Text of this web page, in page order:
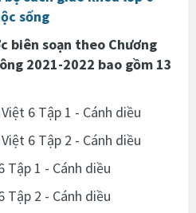
sống
biên soạn theo Chương
2021-2022 bao gồm 13
6 Tập 1 - Cánh diều
6 Tập 2 - Cánh diều
Tập 1 - Cánh diều
Tập 2 - Cánh diều